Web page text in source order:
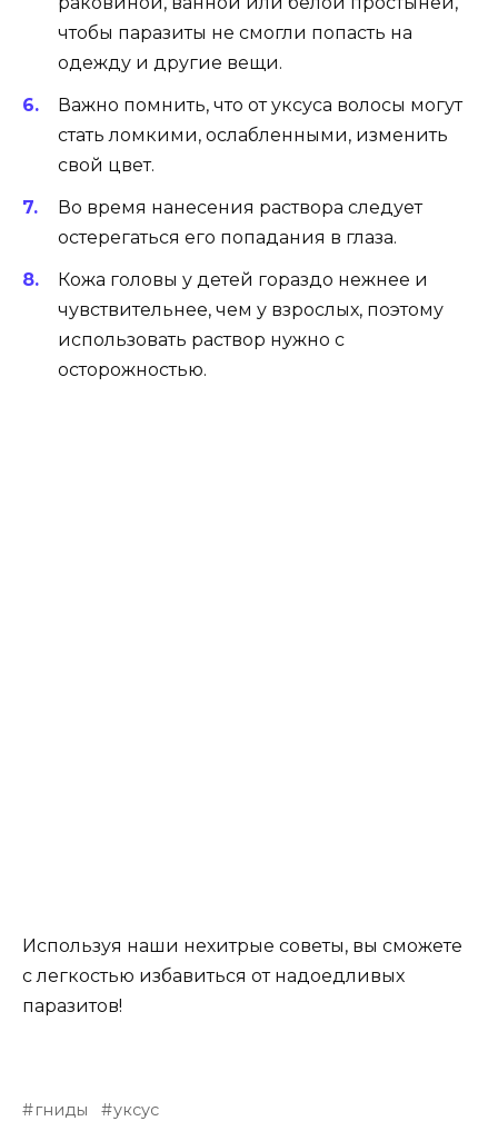
чтобы паразиты не смогли попасть на
одежду и другие вещи.
Важно помнить, что от уксуса волосы могут
стать ломкими, ослабленными, изменить
свой цвет.
Во время нанесения раствора следует
остерегаться его попадания в глаза.
Кожа головы у детей гораздо нежнее и
чувствительнее, чем у взрослых, поэтому
использовать раствор нужно с
осторожностью.
Используя наши нехитрые советы, вы сможете
с легкостью избавиться от надоедливых
паразитов!
гниды уксус